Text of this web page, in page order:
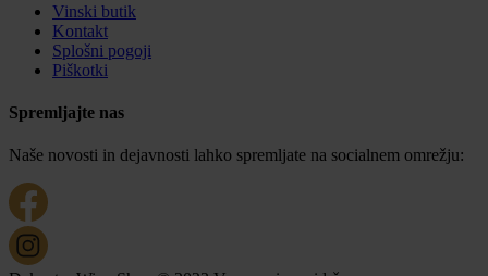
Vinski butik
Kontakt
Splošni pogoji
Piškotki
Spremljajte nas
Naše novosti in dejavnosti lahko spremljate na socialnem omrežju: